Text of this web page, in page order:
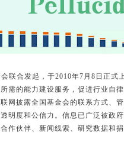
联合发起，于2010年7月8日正式
需的能力建设服务，促进行业自
网披露全国基金会的联系方式、
明度和公信力。信息已广泛被政
作伙伴、新闻线索、研究数据和捐